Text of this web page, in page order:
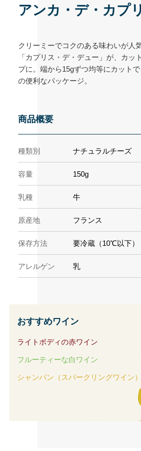
アンカ・デ・カプ
クリーミーでコクのある味わいが人
「カプリス・デ・デュー」が、カッ
プに。端から15gずつ均等にカット
の便利なパッケージ。
商品概要
種類別 ナチュラルチーズ
容量 150g
乳種 牛
原産地 フランス
保存方法 要冷蔵（10℃以下）
アレルゲン 乳
おすすめワイン
ライトボディの赤ワイン
フルーティーな白ワイン
シャンパン（スパークリングワイン）